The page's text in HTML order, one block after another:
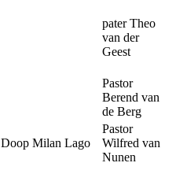
pater Theo
van der
Geest
Pastor
Berend van
de Berg
Doop Milan Lago
Pastor
Wilfred van
Nunen